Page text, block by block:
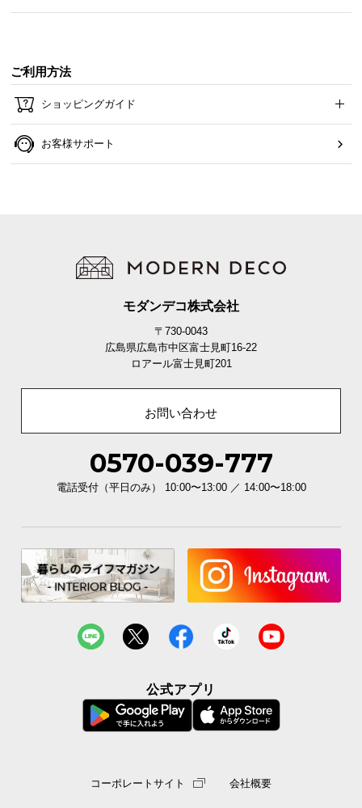
各々の脚部調整部分には滑りに強いゴムを採用して
カラーバリエーション
ダークブラウン×ベージュ DARKBROWN × BEIGE
ご利用方法
ショッピングガイド
お客様サポート
モダンデコ株式会社
〒730-0043
広島県広島市中区富士見町16-22
ロアール富士見町201
お問い合わせ
0570-039-777
電話受付（平日のみ） 10:00〜13:00 ／ 14:00〜18:00
公式アプリ
コーポレートサイト 会社概要